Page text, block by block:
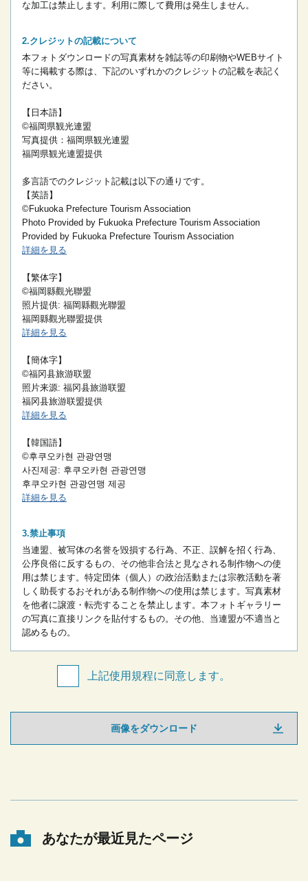
な加工は禁止します。 利用に際して費用は発生しません。
クレジットの記載について
本フォトダウンロードの写真素材を雑誌等の印刷物やWEBサイト
等に掲載する際は、下記のいずれかのクレジットの記載を表記く
ださい。
【日本語】
©福岡県観光連盟
写真提供：福岡県観光連盟
福岡県観光連盟提供
多言語でのクレジット記載は以下の通りです。
【英語】
©Fukuoka Prefecture Tourism Association
Photo Provided by Fukuoka Prefecture Tourism Association
Provided by Fukuoka Prefecture Tourism Association
詳細を見る
【繁体字】
©福岡縣觀光聯盟
照片提供: 福岡縣觀光聯盟
福岡縣觀光聯盟提供
詳細を見る
【簡体字】
©福冈县旅游联盟
照片来源: 福冈县旅游联盟
福冈县旅游联盟提供
詳細を見る
【韓国語】
©후쿠오카현 관광연맹
사진제공: 후쿠오카현 관광연맹
후쿠오카현 관광연맹 제공
詳細を見る
禁止事項
当連盟、被写体の名誉を毀損する行為、不正、誤解を招く行為、
公序良俗に反するもの、その他非合法と見なされる制作物への使
用は禁じます。 特定団体（個人）の政治活動または宗教活動を著
しく助長するおそれがある制作物への使用は禁じます。 写真素材
を他者に譲渡・転売することを禁止します。 本フォトギャラリー
の写真に直接リンクを貼付するもの。 その他、当連盟が不適当と
認めるもの。
上記使用規程に同意します。
画像をダウンロード
あなたが最近見たページ